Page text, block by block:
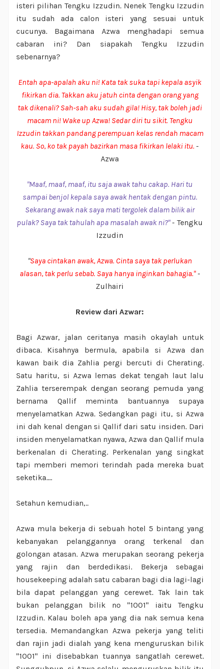
isteri pilihan Tengku Izzudin. Nenek Tengku Izzudin
itu sudah ada calon isteri yang sesuai untuk
cucunya. Bagaimana Azwa menghadapi semua
cabaran ini? Dan siapakah Tengku Izzudin
sebenarnya?
Entah apa-apalah aku ni! Kata tak suka tapi kepala asyik
fikirkan dia. Takkan aku jatuh cinta dengan orang yang
tak dikenali? Sah-sah aku sudah gila! Hisy, tak boleh jadi
macam ni! Wake up Azwa! Sedar diri tu sikit. Tengku
Izzudin takkan pandang perempuan kelas rendah macam
kau. So, ko tak payah bazirkan masa fikirkan lelaki itu. -
Azwa
"Maaf, maaf, maaf, itu saja awak tahu cakap. Hari tu
sampai benjol kepala saya awak hentak dengan pintu.
Sekarang awak nak saya mati tergolek dalam bilik air
pulak? Saya tak tahulah apa masalah awak ni?"- Tengku
Izzudin
"Saya cintakan awak, Azwa. Cinta saya tak perlukan
alasan, tak perlu sebab. Saya hanya inginkan bahagia." -
Zulhairi
Review dari Azwar:
Bagi Azwar, jalan ceritanya masih okaylah untuk
dibaca. Kisahnya bermula, apabila si Azwa dan
kawan baik dia Zahlia pergi bercuti di Cherating.
Satu haritu, si Azwa lemas dekat tengah laut lalu
Zahlia terserempak dengan seorang pemuda yang
bernama Qallif meminta bantuannya supaya
menyelamatkan Azwa. Sedangkan pagi itu, si Azwa
ini dah kenal dengan si Qallif dari satu insiden. Dari
insiden menyelamatkan nyawa, Azwa dan Qallif mula
berkenalan di Cherating. Perkenalan yang singkat
tapi memberi memori terindah pada mereka buat
seketika....
Setahun kemudian,..
Azwa mula bekerja di sebuah hotel 5 bintang yang
kebanyakan pelanggannya orang terkenal dan
golongan atasan. Azwa merupakan seorang pekerja
yang rajin dan berdedikasi. Bekerja sebagai
housekeeping adalah satu cabaran bagi dia lagi-lagi
bila dapat pelanggan yang cerewet. Tak lain tak
bukan pelanggan bilik no "1001" iaitu Tengku
Izzudin. Kalau boleh apa yang dia nak semua kena
tersedia. Memandangkan Azwa pekerja yang teliti
dan rajin jadi dialah yang kena menguruskan bilik
"1001" ini disebabkan tuannya sangatlah cerewet.